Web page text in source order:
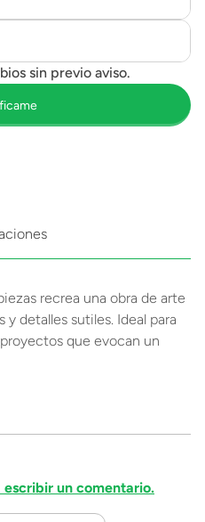
recrea una obra de arte
detalles sutiles. Ideal para
que evocan un
escribir un comentario.